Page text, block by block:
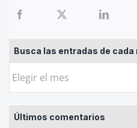
Busca las entradas de cada
Busca
entradas
de
Últimos comentarios